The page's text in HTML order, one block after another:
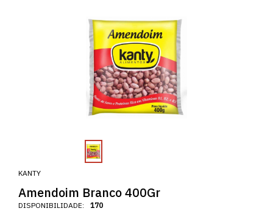
KANTY
Amendoim Branco 400Gr
DISPONIBILIDADE: 170